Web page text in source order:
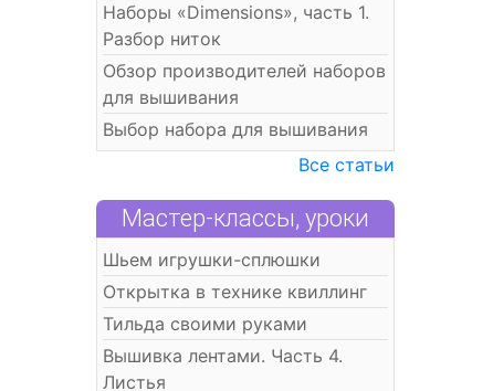
Наборы «Dimensions», часть 1.
Разбор ниток
Обзор производителей наборов
для вышивания
Выбор набора для вышивания
Все статьи
Мастер-классы, уроки
Шьем игрушки-сплюшки
Открытка в технике квиллинг
Тильда своими руками
Вышивка лентами. Часть 4.
Листья